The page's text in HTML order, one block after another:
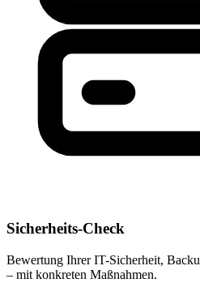
Sicherheits-Check
Bewertung Ihrer IT-Sicherheit,
– mit konkreten Maßnahmen.